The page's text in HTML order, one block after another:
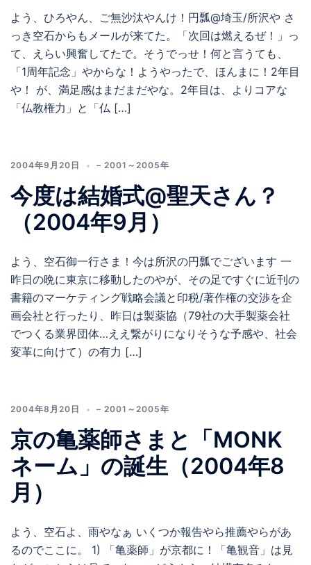
よう、ひろやん、ご無沙汰やんけ！円瓢@埼玉/所沢や さ
っき空石からもメールが来てた。「次回は燃えるぜ！」っ
て、えらい興奮してたで。そうでっせ！何と言うても、
「1周年記念」やからな！ようやったで、ほんまに！2年目
や！ が、満足感はまだまだやな。2年目は、よりコアな
「仏教権力」と「仏 […]
2004年9月20日 – 2001～2005年
今度は結婚式@聖天さん？
（2004年9月）
よう、空石御一行さま！今は所沢の円瓢でございます 一
昨日の晩に東京に移動したのやが、その足ですぐに近刊の
書籍のマーケティング戦略会議と印税/著作権の交渉を企
画会社と行ったり、昨日は製薬協（79社の大手製薬会社
でつくる業界団体…ええ繋がりになりそうな予感や、社会
変革に向けて）の有力 […]
2004年8月20日 – 2001～2005年
京の亀薬師さまと「MONK
ネーム」の誕生（2004年8
月）
よう、空石よ、雨やなぁ いくつか報告やら推薦やらがあ
るのでここに。 1) 「亀薬師」が京都に！「亀観音」は見